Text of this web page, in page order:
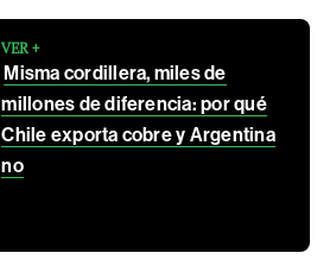
VER +
Misma cordillera, miles de
millones de diferencia: por qué
Chile exporta cobre y Argentina
no